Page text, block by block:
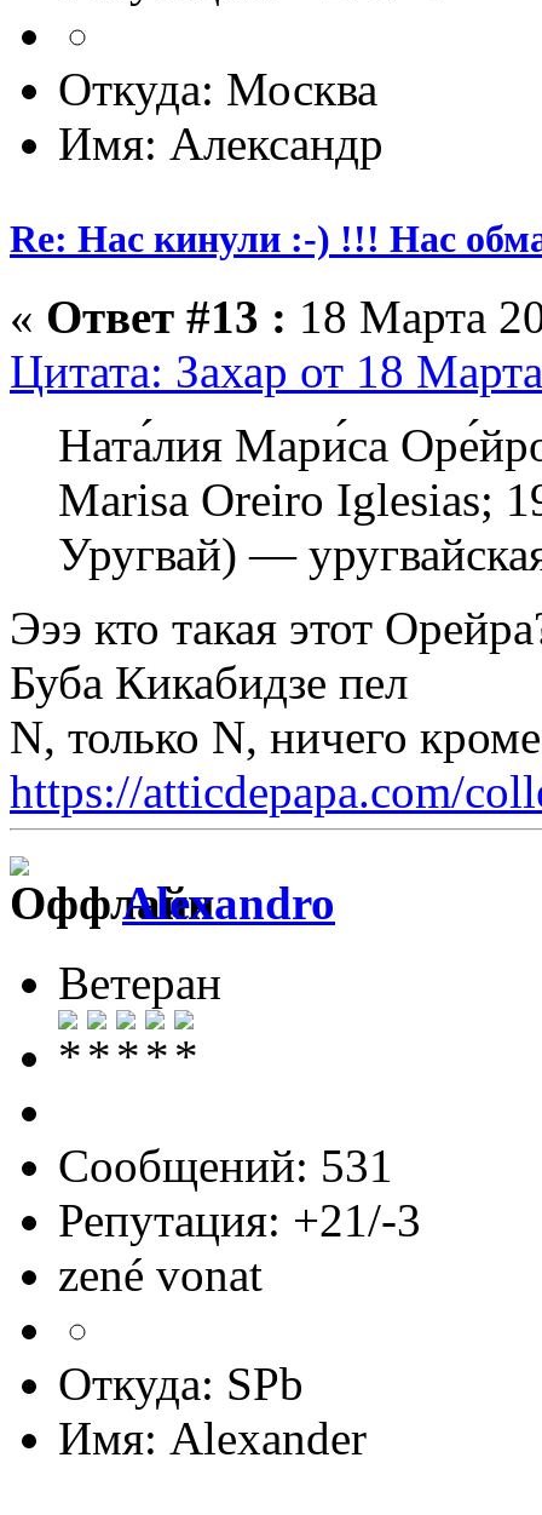
Откуда: Москва
Имя: Александр
Re: Нас кинули :-) !!! Нас
« Ответ #13 : 18 Марта
Цитата: Захар от 18
Ната́лия Мари́са
Marisa Oreiro Iglesias;
Уругвай) —
Эээ кто такая этот
Буба Кикабидзе пел
N, только N, ничего
https://atticdepapa.com/
Alexandro
Ветеран
Сообщений: 531
Репутация: +21/-3
zené vonat
Откуда: SPb
Имя: Alexander